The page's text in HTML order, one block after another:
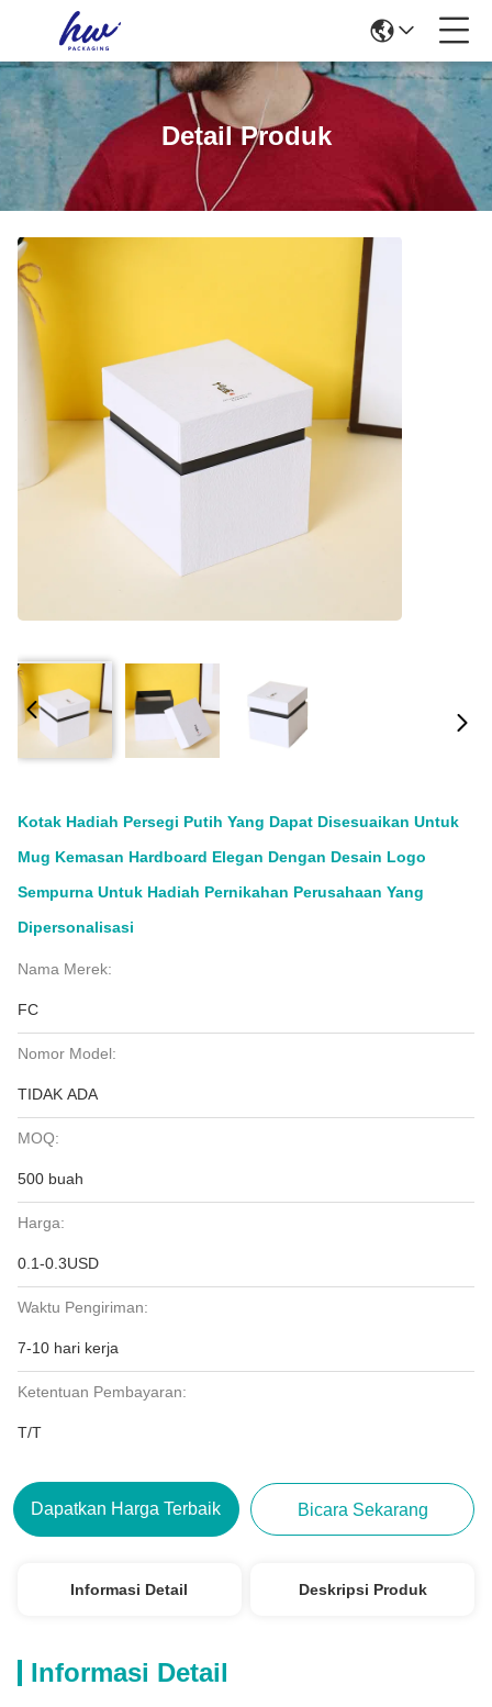
Detail Produk
Kotak Hadiah Persegi Putih Yang Dapat Disesuaikan Untuk
Mug Kemasan Hardboard Elegan Dengan Desain Logo
Sempurna Untuk Hadiah Pernikahan Perusahaan Yang
Dipersonalisasi
Nama Merek:
FC
Nomor Model:
TIDAK ADA
MOQ:
500 buah
Harga:
0.1-0.3USD
Waktu Pengiriman:
7-10 hari kerja
Ketentuan Pembayaran:
T/T
Dapatkan Harga Terbaik Bicara Sekarang
Informasi Detail Deskripsi Produk
Informasi Detail